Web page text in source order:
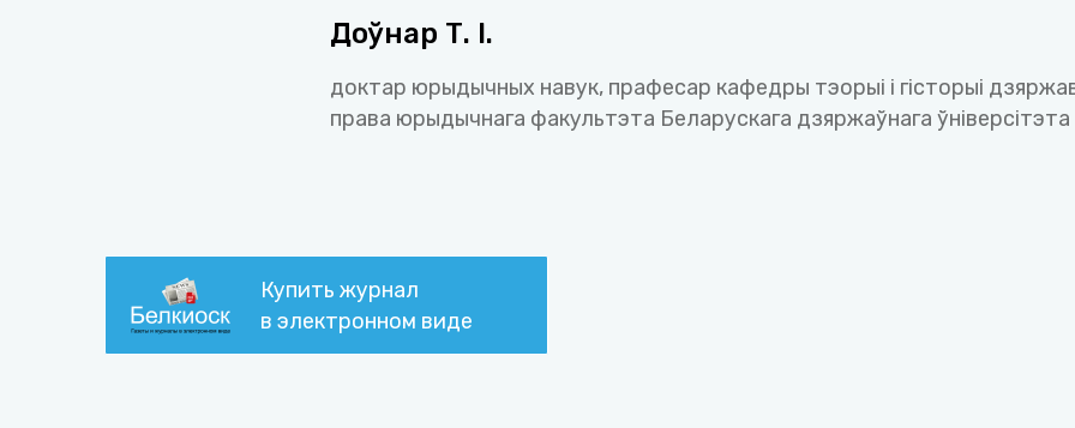
Доўнар Т. І.
доктар юрыдычных навук, прафесар кафедры тэорыі і гісторыі
права юрыдычнага факультэта Беларускага дзяржаўнага ўніверсітэта
Купить журнал
в электронном виде